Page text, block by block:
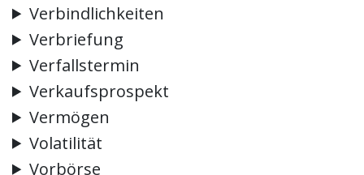
Verbindlichkeiten
Verbriefung
Verfallstermin
Verkaufsprospekt
Vermögen
Volatilität
Vorbörse